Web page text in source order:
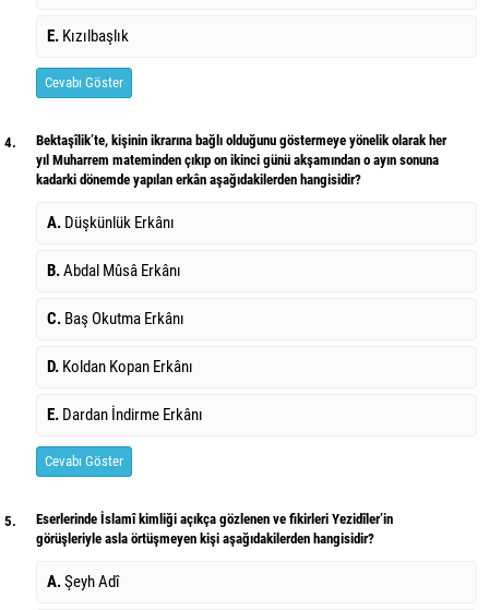
E. Kızılbaşlık
Cevabı Göster
4.
Bektaşîlik’te, kişinin ikrarına bağlı olduğunu göstermeye yönelik olarak her
yıl Muharrem mateminden çıkıp on ikinci günü akşamından o ayın sonuna
kadarki dönemde yapılan erkân aşağıdakilerden hangisidir?
A. Düşkünlük Erkânı
B.Abdal Mûsâ Erkânı
C. Baş Okutma Erkânı
D. Koldan Kopan Erkânı
E. Dardan İndirme Erkânı
Cevabı Göster
5.
Eserlerinde İslamî kimliği açıkça gözlenen ve fikirleri Yezidîler’in
görüşleriyle asla örtüşmeyen kişi aşağıdakilerden hangisidir?
A.Şeyh Adî